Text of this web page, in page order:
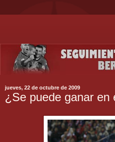
jueves, 22 de octubre de 2009
¿Se puede ganar en